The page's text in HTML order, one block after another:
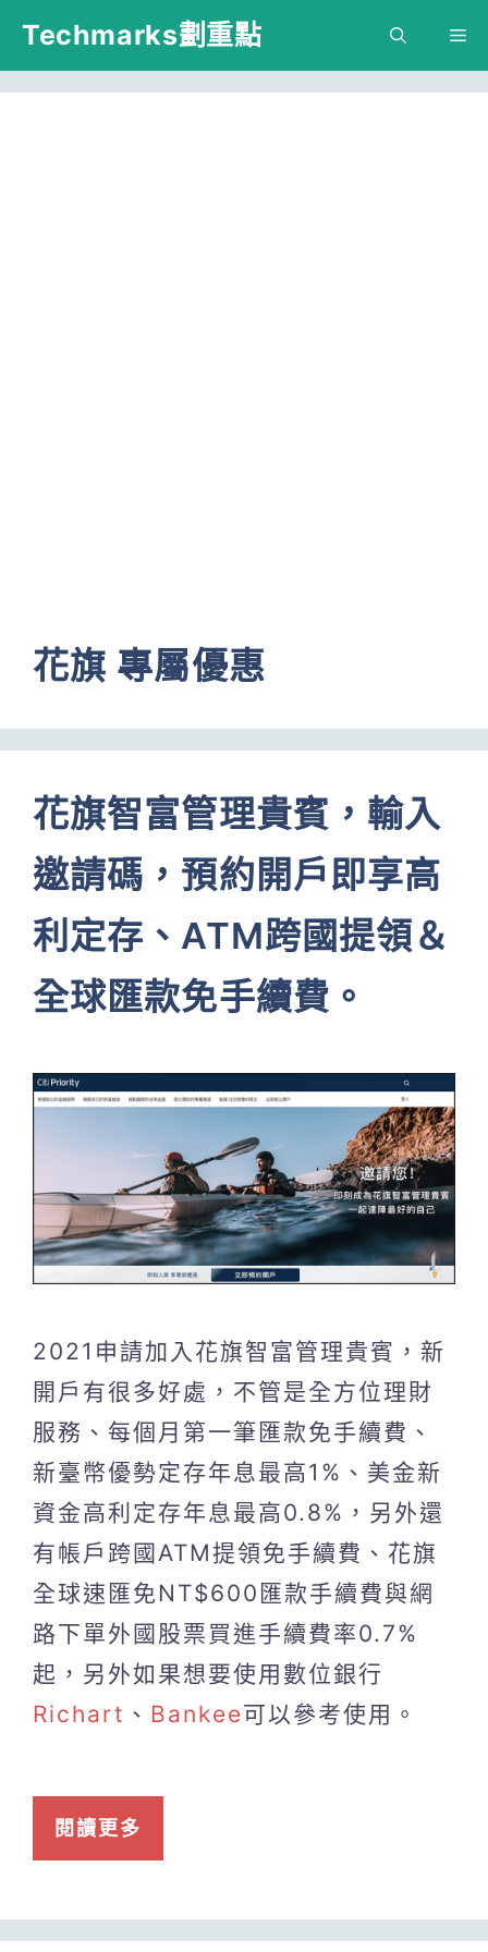
跳
主
Techmarks劃重點
花旗 專屬優惠
花旗智富管理貴賓，輸入
邀請碼，預約開戶即享高
利定存、ATM跨國提領＆
全球匯款免手續費。
2021申請加入花旗智富管理貴賓，新
開戶有很多好處，不管是全方位理財
服務、每個月第一筆匯款免手續費、
新臺幣優勢定存年息最高1%、美金新
資金高利定存年息最高0.8%，另外還
有帳戶跨國ATM提領免手續費、花旗
全球速匯免NT$600匯款手續費與網
路下單外國股票買進手續費率0.7%
起，另外如果想要使用數位銀行
Richart 、 Bankee可以參考使用。
閱讀更多